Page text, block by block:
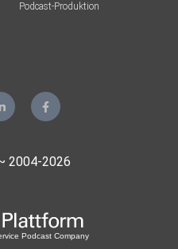
Podcast-Produktion
2004-2026